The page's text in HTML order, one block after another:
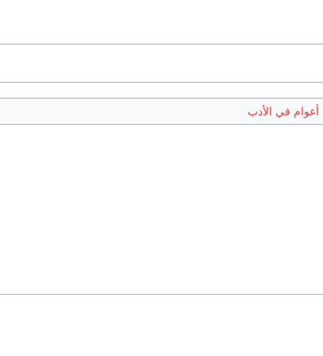
أعوام في الأدب